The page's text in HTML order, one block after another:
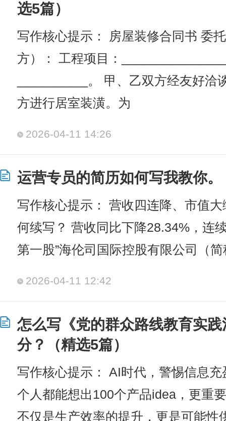
选5篇）
写作核心提示： 房屋装修合同书 委
方）： 工程项目：
__________。 甲、乙双方经友好
方进行居室装潢。为
2026-04-11 14:26
运营专员的简历如何写我教你
写作核心提示： 营收四连降、市值
何续写？ 营收同比下降28.34%，连
第一股”海伦司国际控股有限公司（
2026-04-11 12:42
怎么写《党的群众路线教育实
分？（精选5篇）
写作核心提示： AI时代，警惕信息
个人都能想出100个产品idea，更重
不仅是生产效率的提升，更是可能性